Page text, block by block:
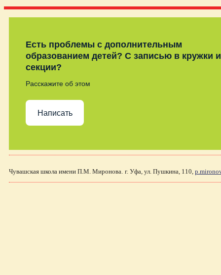
Есть проблемы с дополнительным
образованием детей? С записью в кружки и
секции?
Расскажите об этом
Написать
Чувашская школа имени П.М. Миронова. г. Уфа, ул. Пушкина, 110,